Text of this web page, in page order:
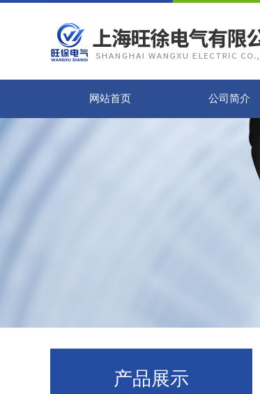
网站首页 公司简介
产品展示